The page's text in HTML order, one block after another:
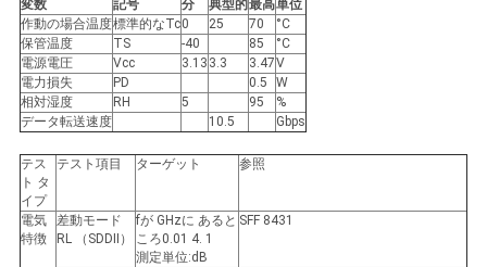
図
プ
ラ
イ
バ
変数 記号 分 典型的最高単位
作動の場合温度標準的なTc0 25 70
°C
保管温度
TS -40 85
°C
電源電圧
Vcc 3.13 3.3 3.47V
電力損失
PD 0.5
W
相対湿度
RH 5 95
%
データ転送速度
10.5 Gbps
テス
ト タ
イプ
テスト項目 ターゲット 参照
電気
特徴
差動モード
RL （SDDII）
fがGHzに あると
ころ0.01 4. 1
測定単位:dB
SFF 8431